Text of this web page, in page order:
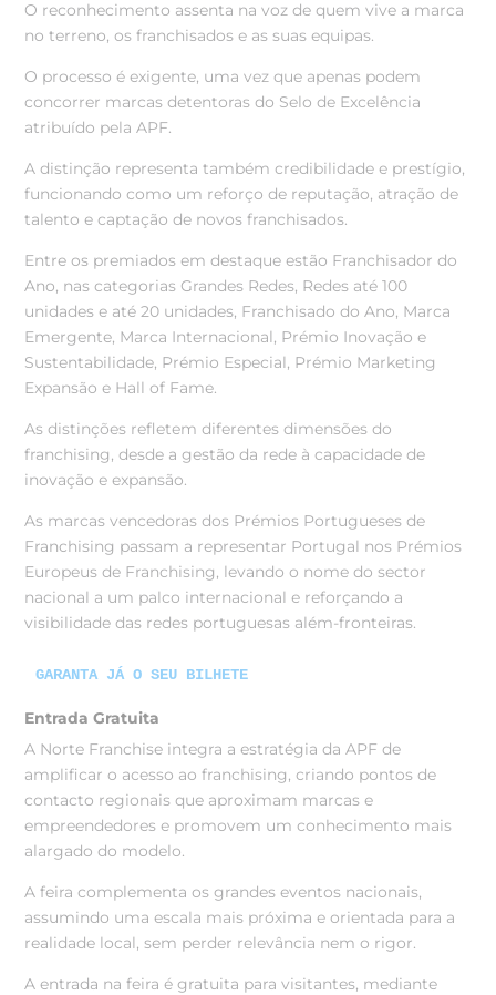
O reconhecimento assenta na voz de quem vive a marca
no terreno, os franchisados e as suas equipas.
O processo é exigente, uma vez que apenas podem
concorrer marcas detentoras do Selo de Excelência
atribuído pela APF.
A distinção representa também credibilidade e prestígio,
funcionando como um reforço de reputação, atração de
talento e captação de novos franchisados.
Entre os premiados em destaque estão Franchisador do
Ano, nas categorias Grandes Redes, Redes até 100
unidades e até 20 unidades, Franchisado do Ano, Marca
Emergente, Marca Internacional, Prémio Inovação e
Sustentabilidade, Prémio Especial, Prémio Marketing
Expansão e Hall of Fame.
As distinções refletem diferentes dimensões do
franchising, desde a gestão da rede à capacidade de
inovação e expansão.
As marcas vencedoras dos Prémios Portugueses de
Franchising passam a representar Portugal nos Prémios
Europeus de Franchising, levando o nome do sector
nacional a um palco internacional e reforçando a
visibilidade das redes portuguesas além-fronteiras.
GARANTA JÁ O SEU BILHETE
Entrada Gratuita
A Norte Franchise integra a estratégia da APF de
amplificar o acesso ao franchising, criando pontos de
contacto regionais que aproximam marcas e
empreendedores e promovem um conhecimento mais
alargado do modelo.
A feira complementa os grandes eventos nacionais,
assumindo uma escala mais próxima e orientada para a
realidade local, sem perder relevância nem o rigor.
A entrada na feira é gratuita para visitantes, mediante